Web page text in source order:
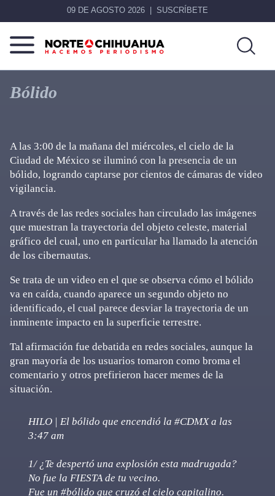
09 DE AGOSTO 2026 SUSCRÍBETE
Norte
De
Chihuahua
Más
que
noticias,
Bólido
A las 3:00 de la mañana del miércoles, el cielo de la
Ciudad de México se iluminó con la presencia de un
bólido, logrando captarse por cientos de cámaras de video
vigilancia.
A través de las redes sociales han circulado las imágenes
que muestran la trayectoria del objeto celeste, material
gráfico del cual, uno en particular ha llamado la atención
de los cibernautas.
Se trata de un video en el que se observa cómo el bólido
va en caída, cuando aparece un segundo objeto no
identificado, el cual parece desviar la trayectoria de un
inminente impacto en la superficie terrestre.
Tal afirmación fue debatida en redes sociales, aunque la
gran mayoría de los usuarios tomaron como broma el
comentario y otros prefirieron hacer memes de la
situación.
HILO | El bólido que encendió la #CDMXa las
3:47 am
1/ ¿Te despertó una explosión esta madrugada?
No fue la FIESTA de tu vecino.
Fue un #bólido que cruzó el cielo capitalino.